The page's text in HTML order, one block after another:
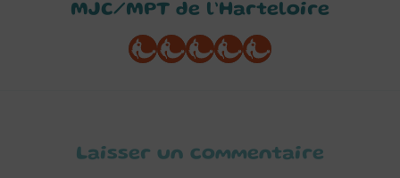
MJC/MPT de l’Harteloire
Laisser un commentaire